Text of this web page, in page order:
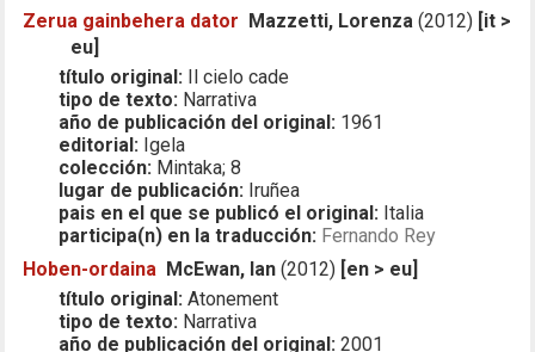
Zerua gainbehera dator Mazzetti, Lorenza (2012) [it >
eu]
título original: Il cielo cade
tipo de texto: Narrativa
año de publicación del original: 1961
editorial: Igela
colección: Mintaka; 8
lugar de publicación: Iruñea
pais en el que se publicó el original: Italia
participa(n) en la traducción: Fernando Rey
Hoben-ordaina McEwan, Ian (2012) [en > eu]
título original: Atonement
tipo de texto: Narrativa
año de publicación del original: 2001